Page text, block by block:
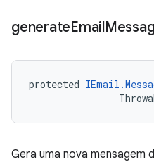
generateEmail
protected
Gera uma nova mensagem